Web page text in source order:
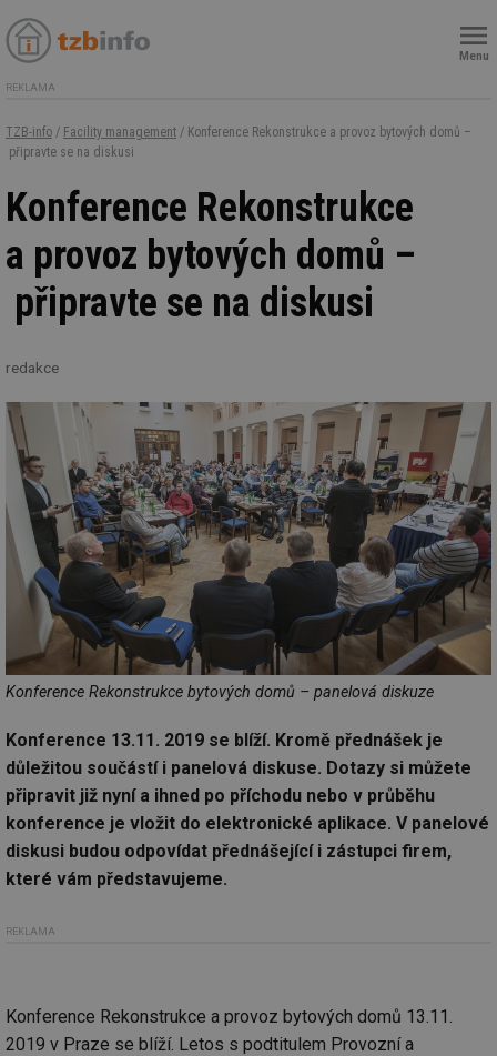
Menu
REKLAMA
TZB-info / Facility management / Konference Rekonstrukce a provoz bytových domů –
připravte se na diskusi
Konference Rekonstrukce
a provoz bytových domů –
připravte se na diskusi
redakce
Konference Rekonstrukce bytových domů – panelová diskuze
Konference 13.11. 2019 se blíží. Kromě přednášek je
důležitou součástí i panelová diskuse. Dotazy si můžete
připravit již nyní a ihned po příchodu nebo v průběhu
konference je vložit do elektronické aplikace. V panelové
diskusi budou odpovídat přednášející i zástupci firem,
které vám představujeme.
REKLAMA
Konference Rekonstrukce a provoz bytových domů 13.11.
2019 v Praze se blíží. Letos s podtitulem Provozní a